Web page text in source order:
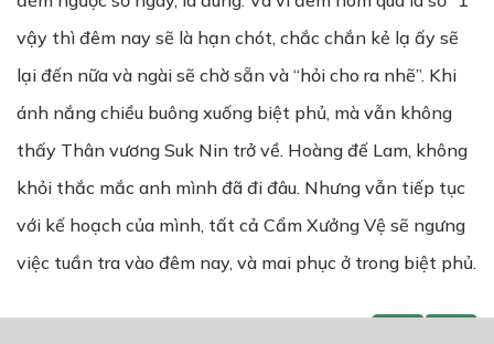
vậy thì đêm nay sẽ là hạn chót, chắc chắn kẻ lạ ấy sẽ
lại đến nữa và ngài sẽ chờ sẵn và “hỏi cho ra nhẽ”. Khi
ánh nắng chiều buông xuống biệt phủ, mà vẫn không
thấy Thân vương Suk Nin trở về. Hoàng đế Lam, không
khỏi thắc mắc anh mình đã đi đâu. Nhưng vẫn tiếp tục
với kế hoạch của mình, tất cả Cẩm Xưởng Vệ sẽ ngưng
việc tuần tra vào đêm nay, và mai phục ở trong biệt phủ.